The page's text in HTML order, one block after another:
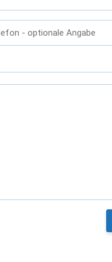
- optionale Angabe